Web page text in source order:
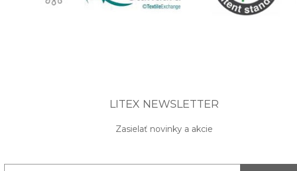
LITEX NEWSLETTER
Zasielať novinky a akcie